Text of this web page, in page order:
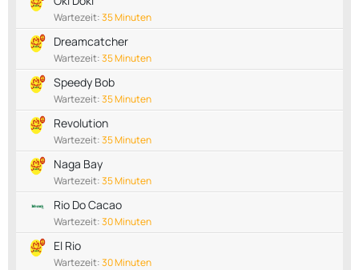
Wartezeit:35 Minuten
Dreamcatcher
Wartezeit:35 Minuten
Speedy Bob
Wartezeit:35 Minuten
Revolution
Wartezeit:35 Minuten
Naga Bay
Wartezeit:35 Minuten
Rio Do Cacao
Wartezeit:30 Minuten
El Rio
Wartezeit:30 Minuten